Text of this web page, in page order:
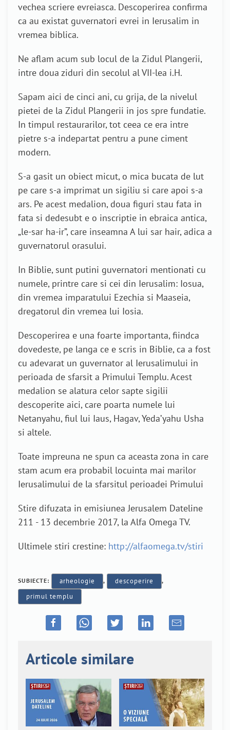
vechea scriere evreiasca. Descoperirea confirma
ca au existat guvernatori evrei in Ierusalim in
vremea biblica.
Ne aflam acum sub locul de la Zidul Plangerii,
intre doua ziduri din secolul al VII-lea i.H.
Sapam aici de cinci ani, cu grija, de la nivelul
pietei de la Zidul Plangerii in jos spre fundatie.
In timpul restaurarilor, tot ceea ce era intre
pietre s-a indepartat pentru a pune ciment
modern.
S-a gasit un obiect micut, o mica bucata de lut
pe care s-a imprimat un sigiliu si care apoi s-a
ars. Pe acest medalion, doua figuri stau fata in
fata si dedesubt e o inscriptie in ebraica antica,
„le-sar ha-ir”, care inseamna A lui sar hair, adica a
guvernatorul orasului.
In Biblie, sunt putini guvernatori mentionati cu
numele, printre care si cei din Ierusalim: Iosua,
din vremea imparatului Ezechia si Maaseia,
dregatorul din vremea lui Iosia.
Descoperirea e una foarte importanta, fiindca
dovedeste, pe langa ce e scris in Biblie, ca a fost
cu adevarat un guvernator al Ierusalimului in
perioada de sfarsit a Primului Templu. Acest
medalion se alatura celor sapte sigilii
descoperite aici, care poarta numele lui
Netanyahu, fiul lui Iaus, Hagav, Yeda’yahu Usha
si altele.
Toate impreuna ne spun ca aceasta zona in care
stam acum era probabil locuinta mai marilor
Ierusalimului de la sfarsitul perioadei Primului
Stire difuzata in emisiunea Jerusalem Dateline
211 - 13 decembrie 2017, la Alfa Omega TV.
Ultimele stiri crestine: http://alfaomega.tv/stiri
SUBIECTE: arheologie , descoperire ,
primul templu
Articole similare